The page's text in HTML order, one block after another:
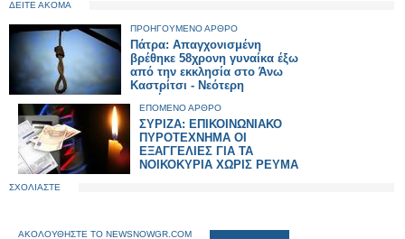
ΔΕΙΤΕ ΑΚΟΜΑ
ΠΡΟΗΓΟΥΜΕΝΟ ΑΡΘΡΟ
Πάτρα: Απαγχονισμένη
βρέθηκε 58χρονη γυναίκα έξω
από την εκκλησία στο Άνω
Καστρίτσι - Νεότερη
ενημέρωση
ΕΠΟΜΕΝΟ ΑΡΘΡΟ
ΣΥΡΙΖΑ: ΕΠΙΚΟΙΝΩΝΙΑΚΟ
ΠΥΡΟΤΕΧΝΗΜΑ ΟΙ
ΕΞΑΓΓΕΛΙΕΣ ΓΙΑ ΤΑ
ΝΟΙΚΟΚΥΡΙΑ ΧΩΡΙΣ ΡΕΥΜΑ
ΣΧΟΛΙΑΣΤΕ
ΑΚΟΛΟΥΘΗΣΤΕ ΤΟ NEWSNOWGR.COM